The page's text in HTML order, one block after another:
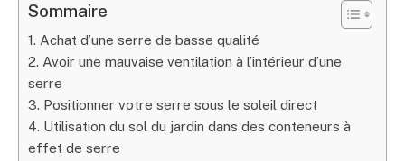
Sommaire
1. Achat d’une serre de basse qualité
2. Avoir une mauvaise ventilation à l’intérieur d’une
serre
3. Positionner votre serre sous le soleil direct
4. Utilisation du sol du jardin dans des conteneurs à
effet de serre